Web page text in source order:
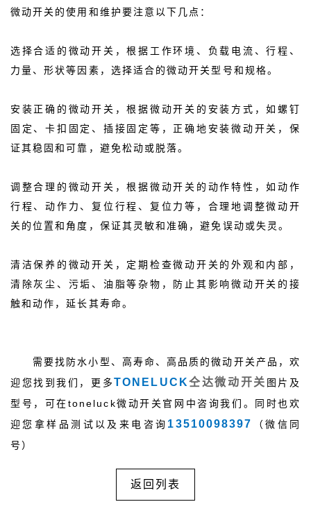
微动开关的使用和维护要注意以下几点：
选择合适的微动开关，根据工作环境、负载电流、行程、
力量、形状等因素，选择适合的微动开关型号和规格。
安装正确的微动开关，根据微动开关的安装方式，如螺钉
固定、卡扣固定、插接固定等，正确地安装微动开关，保
证其稳固和可靠，避免松动或脱落。
调整合理的微动开关，根据微动开关的动作特性，如动作
行程、动作力、复位行程、复位力等，合理地调整微动开
关的位置和角度，保证其灵敏和准确，避免误动或失灵。
清洁保养的微动开关，定期检查微动开关的外观和内部，
清除灰尘、污垢、油脂等杂物，防止其影响微动开关的接
触和动作，延长其寿命。
需要找防水小型、高寿命、高品质的微动开关产品，欢
迎您找到我们，更多TONELUCK仝达微动开关 图片及
型号，可在toneluck微动开关官网中咨询我们。同时也欢
迎您拿样品测试以及来电咨询 13510098397
（微信同
号）
返回列表